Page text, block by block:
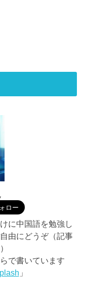
に中国語を勉強し
由にどうぞ（記事
で書いています
」